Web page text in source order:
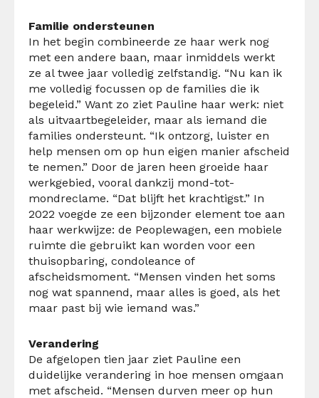
Familie ondersteunen
In het begin combineerde ze haar werk nog
met een andere baan, maar inmiddels werkt
ze al twee jaar volledig zelfstandig. “Nu kan ik
me volledig focussen op de families die ik
begeleid.” Want zo ziet Pauline haar werk: niet
als uitvaartbegeleider, maar als iemand die
families ondersteunt. “Ik ontzorg, luister en
help mensen om op hun eigen manier afscheid
te nemen.” Door de jaren heen groeide haar
werkgebied, vooral dankzij mond-tot-
mondreclame. “Dat blijft het krachtigst.” In
2022 voegde ze een bijzonder element toe aan
haar werkwijze: de Peoplewagen, een mobiele
ruimte die gebruikt kan worden voor een
thuisopbaring, condoleance of
afscheidsmoment. “Mensen vinden het soms
nog wat spannend, maar alles is goed, als het
maar past bij wie iemand was.”
Verandering
De afgelopen tien jaar ziet Pauline een
duidelijke verandering in hoe mensen omgaan
met afscheid. “Mensen durven meer op hun